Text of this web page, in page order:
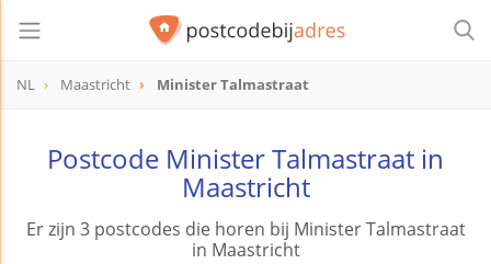
NL Maastricht Minister Talmastraat
Postcode Minister Talmastraat in
Maastricht
Er zijn 3 postcodes die horen bij Minister Talmastraat
in Maastricht